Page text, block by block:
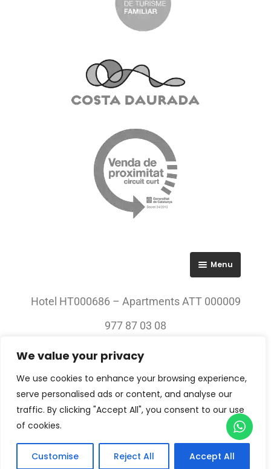
We value your privacy
We use cookies to enhance your browsing experience,
serve personalised ads or content, and analyse our
traffic. By clicking "Accept All", you consent to our use
of cookies.
Customise Reject All Accept All
Menu
Hotel HT000686 – Apartments ATT 000009
977 87 03 08
© 2023 All rights Reserved. Villa Engràcia
Entrada — Salida